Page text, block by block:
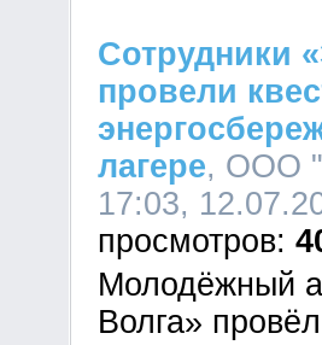
Сотрудники
провели
лагере, ООО
17:03,
Молодёжный
Волга»